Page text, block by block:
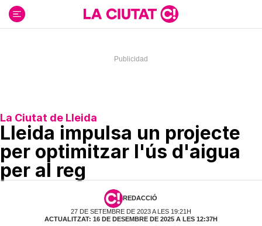
contenido
La Ciutat de Lleida
Lleida impulsa un projecte
per optimitzar l'ús d'aigua
per al reg
REDACCIÓ
27 DE SETEMBRE DE 2023 A LES 19:21H
ACTUALITZAT: 16 DE DESEMBRE DE 2025 A LES 12:37H